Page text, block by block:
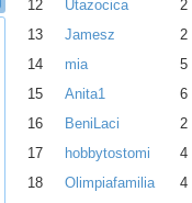
12
Utazocica
2
13
Jamesz
2
14
mia
5
15
Anita1
6
16
BeniLaci
2
17
hobbytostomi
4
18
Olimpiafamilia
4